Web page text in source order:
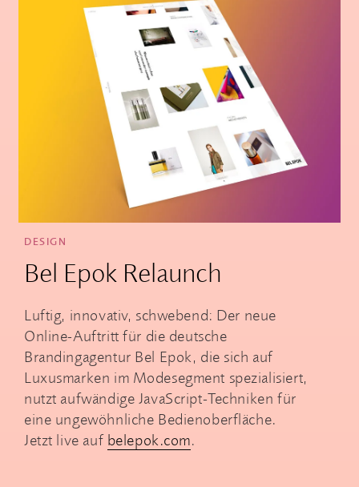
DESIGN
Bel Epok Relaunch
Luftig, innovativ, schwebend: Der neue
Online-Auftritt für die deutsche
Brandingagentur Bel Epok, die sich auf
Luxusmarken im Modesegment spezialisiert,
nutzt aufwändige JavaScript-Techniken für
eine ungewöhnliche Bedienoberfläche.
Jetzt live auf belepok.com.